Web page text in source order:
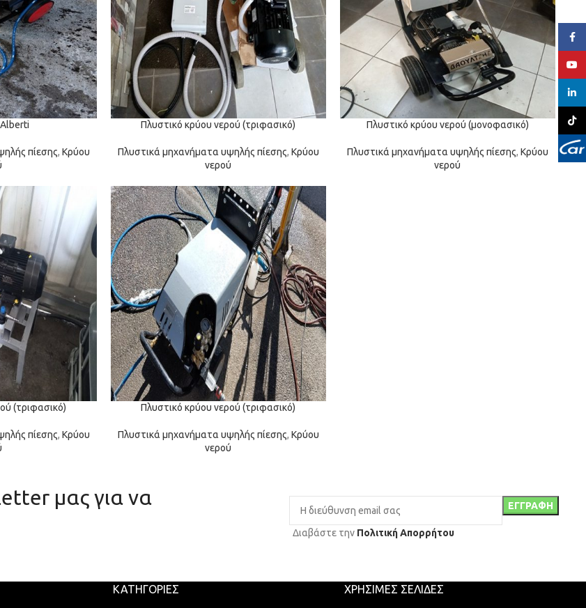
πίεσης, Κρύου
Πλυστικό κρύου νερού (τριφασικό)
Πλυστικά μηχανήματα υψηλής πίεσης, Κρύου
νερού
Πλυστικό κρύου νερού (μονοφασικό)
Πλυστικά μηχανήματα υψηλής πίεσης, Κρύου
νερού
(τριφασικό)
πίεσης, Κρύου
Πλυστικό κρύου νερού (τριφασικό)
Πλυστικά μηχανήματα υψηλής πίεσης, Κρύου
νερού
μας για να
Διαβάστε την Πολιτική Απορρήτου
ΚΑΤΗΓΟΡΊΕΣ ΧΡΉΣΙΜΕΣ ΣΕΛΊΔΕΣ